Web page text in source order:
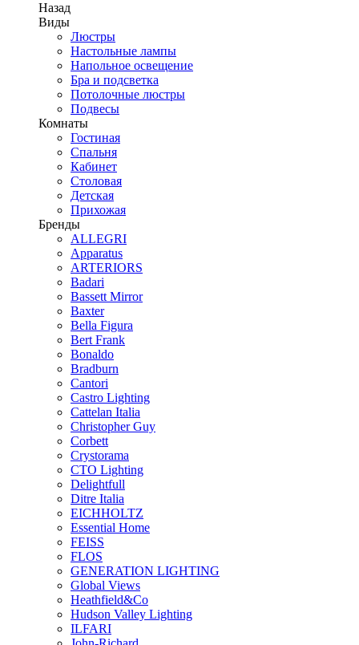
Назад
Виды
Люстры
Настольные лампы
Напольное освещение
Бра и подсветка
Потолочные люстры
Подвесы
Комнаты
Гостиная
Спальня
Кабинет
Столовая
Детская
Прихожая
Бренды
ALLEGRI
Apparatus
ARTERIORS
Badari
Bassett Mirror
Baxter
Bella Figura
Bert Frank
Bonaldo
Bradburn
Cantori
Castro Lighting
Cattelan Italia
Christopher Guy
Corbett
Crystorama
CTO Lighting
Delightfull
Ditre Italia
EICHHOLTZ
Essential Home
FEISS
FLOS
GENERATION LIGHTING
Global Views
Heathfield&Co
Hudson Valley Lighting
ILFARI